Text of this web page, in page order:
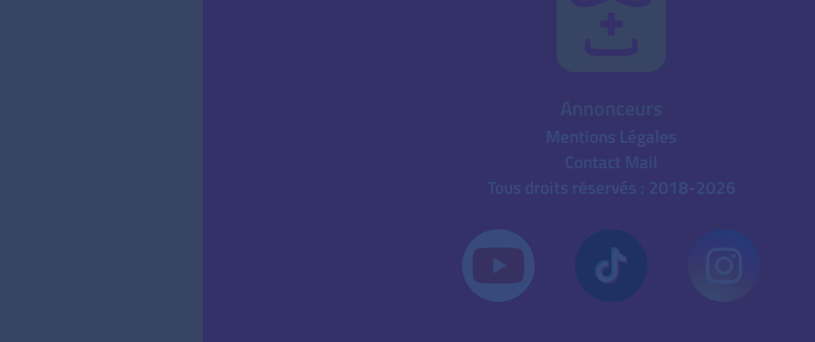
Mentions Légales
Contact Mail
Tous droits réservés : 2018-2026